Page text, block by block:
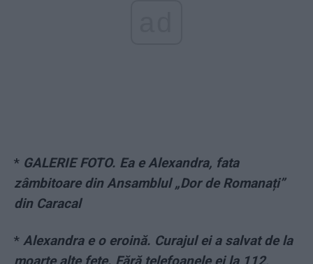
* GALERIE FOTO. Ea e Alexandra, fata
zâmbitoare din Ansamblul „Dor de Romanați”
din Caracal
* Alexandra e o eroină. Curajul ei a salvat de la